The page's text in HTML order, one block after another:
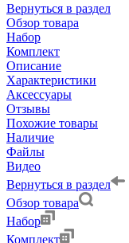
Вернуться в раздел
Обзор товара
Набор
Комплект
Описание
Характеристики
Аксессуары
Отзывы
Похожие товары
Наличие
Файлы
Видео
Вернуться в раздел
Обзор товара
Набор
Комплект